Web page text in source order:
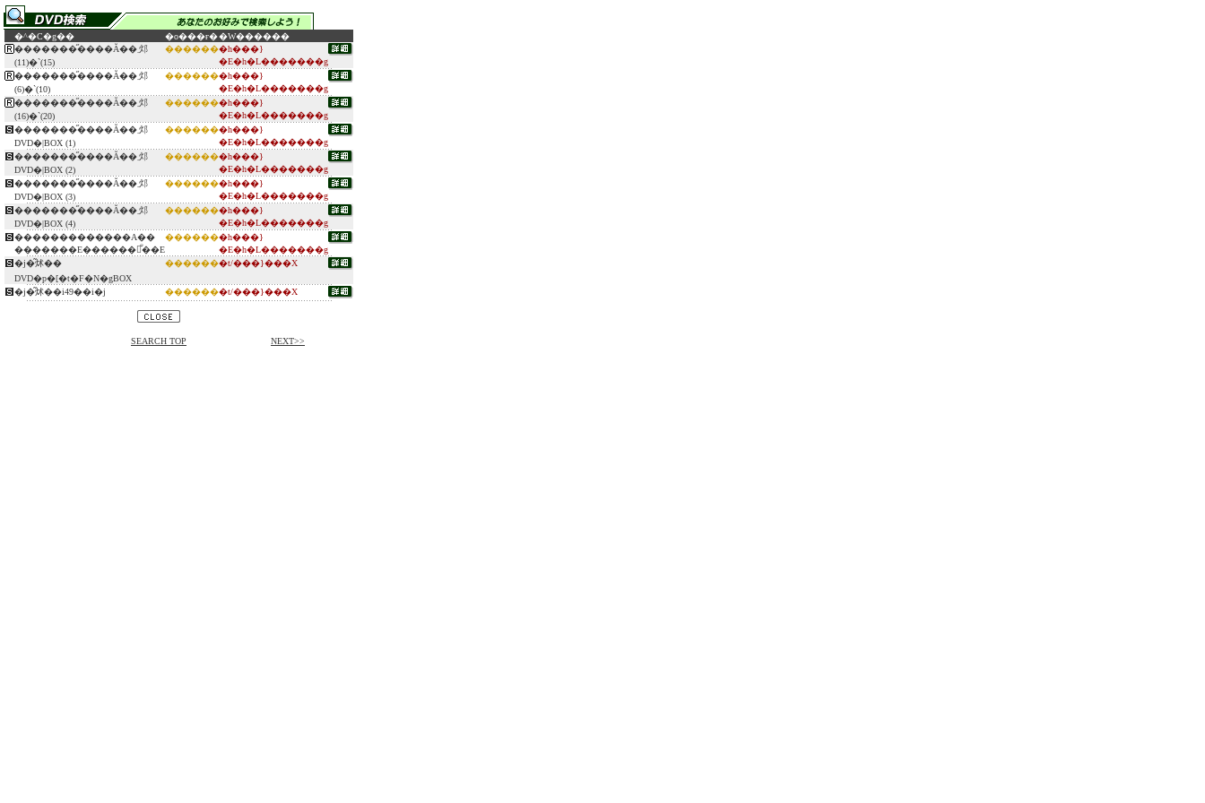
�^�C�g�� �o���ғ��W������
�������̋����Ă��܂邩
(11)�`(15)
�������h���}
�E�h�L�������g
�������̋����Ă��܂邩
(6)�`(10)
�������h���}
�E�h�L�������g
�������̋����Ă��܂邩
(16)�`(20)
�������h���}
�E�h�L�������g
�������̋����Ă��܂邩
DVD�|BOX (1)
�������h���}
�E�h�L�������g
�������̋����Ă��܂邩
DVD�|BOX (2)
�������h���}
�E�h�L�������g
�������̋����Ă��܂邩
DVD�|BOX (3)
�������h���}
�E�h�L�������g
�������̋����Ă��܂邩
DVD�|BOX (4)
�������h���}
�E�h�L�������g
�������������A��
�������E������̐��E
�������h���}
�E�h�L�������g
�j�͂炢��
DVD�p�[�t�F�N�gBOX
�������t/���}���X
�j�͂炢��i49��i�j �������t/���}���X
SEARCH TOP NEXT>>